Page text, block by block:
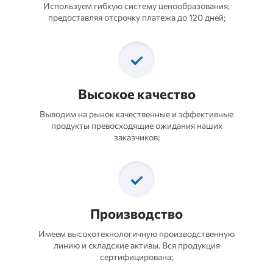
Используем гибкую систему ценообразования,
предоставляя отсрочку платежа до 120 дней;
Высокое качество
Выводим на рынок качественные и эффективные
продукты превосходящие ожидания наших
заказчиков;
Производство
Имеем высокотехнологичную производственную
линию и складские активы. Вся продукция
сертифицирована;